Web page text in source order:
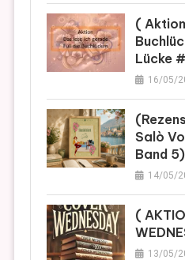
(
Lücke
16/05/
Salò
Band 5)
14/05/
(
13/05/